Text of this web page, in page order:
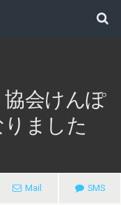
協会けんぽ
ました
Mail SMS